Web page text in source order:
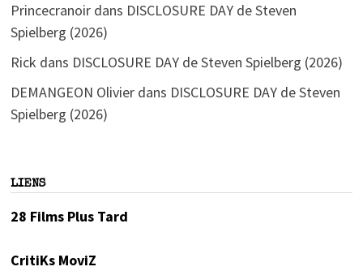
Princecranoirdans DISCLOSURE DAY de Steven
Spielberg (2026)
Rick dans DISCLOSURE DAY de Steven Spielberg (2026)
DEMANGEON Olivierdans DISCLOSURE DAY de Steven
Spielberg (2026)
LIENS
28 Films Plus Tard
CritiKs MoviZ